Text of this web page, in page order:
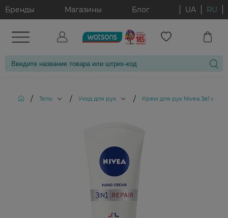
Бренды Магазины Блог UA RU
/ Тело / Уход для рук / Крем для рук Nivea 3в1